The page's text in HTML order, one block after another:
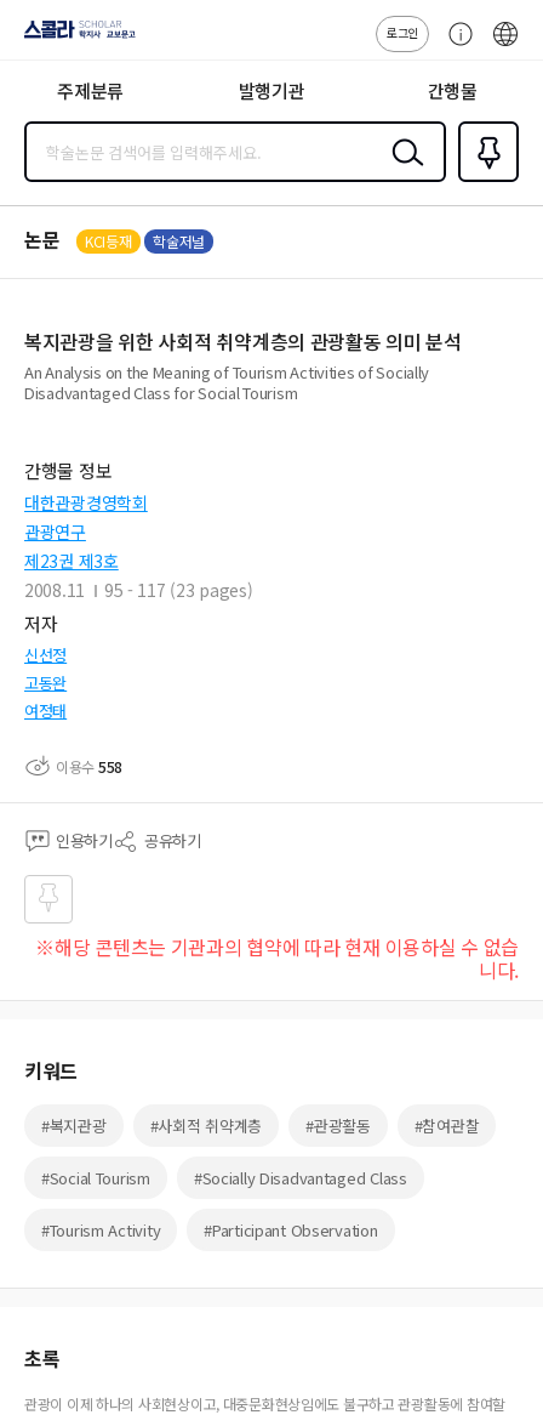
지사·교보문고
로그인
센
주제분류 발행기관 간행물
검색
즐겨찾
기0
논문 KCI등재 학술저널
복지관광을 위한 사회적 취약계층의 관광활동 의미 분석
An Analysis on the Meaning of Tourism Activities of Socially
Disadvantaged Class for Social Tourism
간행물 정보
대한관광경영학회
관광연구
제23권 제3호
2008.11
95 - 117 (23 pages)
저자
신선정
고동완
여정태
이용수558
인용하기 공유하기
즐겨
찾기
※해당 콘텐츠는 기관과의 협약에 따라 현재 이용하실 수 없습
니다.
키워드
#복지관광 #사회적 취약계층 #관광활동 #참여관찰
#Social Tourism #Socially Disadvantaged Class
#Tourism Activity #Participant Observation
초록
관광이 이제 하나의 사회현상이고, 대중문화현상임에도 불구하고 관광활동에 참여할